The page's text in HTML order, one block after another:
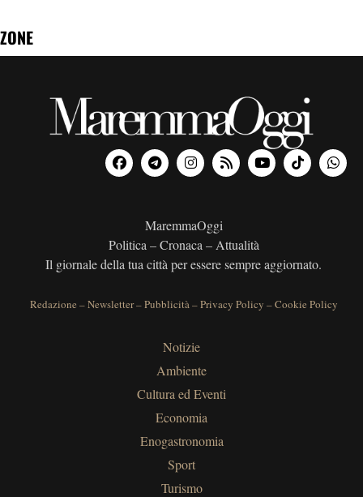
ZONE
MaremmaOggi
Politica – Cronaca – Attualità
Il giornale della tua città per essere sempre aggiornato.
Redazione –Newsletter–Pubblicità–Privacy Policy –Cookie Policy
Notizie
Ambiente
Cultura ed Eventi
Economia
Enogastronomia
Sport
Turismo